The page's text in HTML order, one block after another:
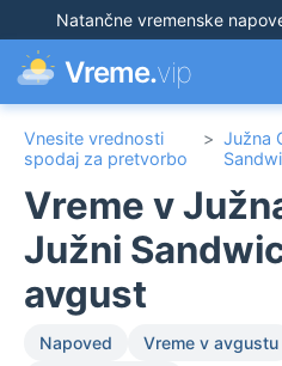
Natančne vremenske
Vreme.vip
Vnesite vrednosti
spodaj za pretvorbo
> Južna
Vreme v
Južni
avgust
Napoved Vreme v avgustu